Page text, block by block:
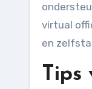
virtual
en